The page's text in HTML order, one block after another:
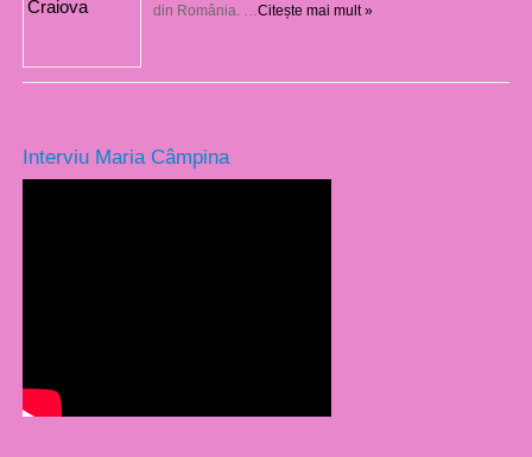
din România. … Citește mai mult »
Interviu Maria Câmpina